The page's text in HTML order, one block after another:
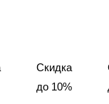
Скидка
до 10%